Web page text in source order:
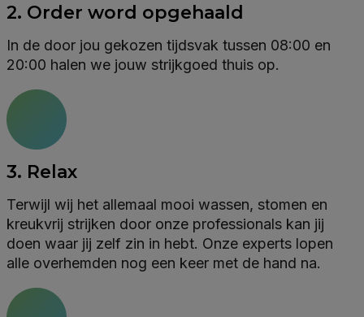
2. Order word opgehaald
In de door jou gekozen tijdsvak tussen 08:00 en
20:00 halen we jouw strijkgoed thuis op.
3. Relax
Terwijl wij het allemaal mooi wassen, stomen en
kreukvrij strijken door onze professionals kan jij
doen waar jij zelf zin in hebt. Onze experts lopen
alle overhemden nog een keer met de hand na.